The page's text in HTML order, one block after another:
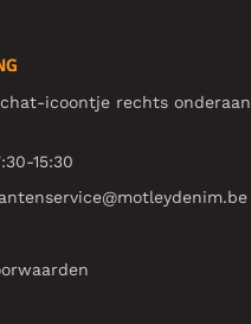
icoontje rechts onderaan
15:30